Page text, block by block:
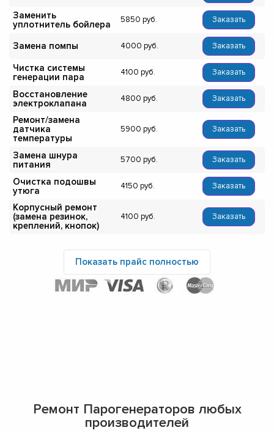
Заменить
уплотнитель бойлера
5850 Заказать
Замена помпы 4000 Заказать
Чистка системы
генерации пара
4100 Заказать
Восстановление
электроклапана
4800 Заказать
Ремонт/замена
датчика
температуры
5900 Заказать
Замена шнура
питания
5700 Заказать
Очистка подошвы
утюга
4150 Заказать
Корпусный ремонт
(замена резинок,
креплений, кнопок)
4100 Заказать
Показать прайс полностью
Ремонт Парогенераторов любых
производителей